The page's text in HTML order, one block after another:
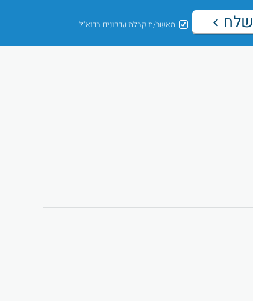
מאשר/ת קבלת עדכונים בדוא"ל שלח